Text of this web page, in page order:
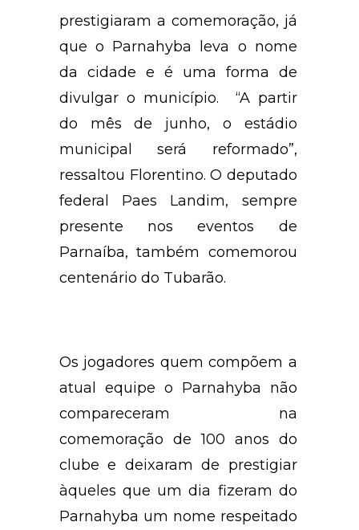
prestigiaram a comemoração, já
que o Parnahyba leva o nome
da cidade e é uma forma de
divulgar o município. “A partir
do mês de junho, o estádio
municipal será reformado”,
ressaltou Florentino. O deputado
federal Paes Landim, sempre
presente nos eventos de
Parnaíba, também comemorou
centenário do Tubarão.
Os jogadores quem compõem a
atual equipe o Parnahyba não
compareceram na
comemoração de 100 anos do
clube e deixaram de prestigiar
àqueles que um dia fizeram do
Parnahyba um nome respeitado